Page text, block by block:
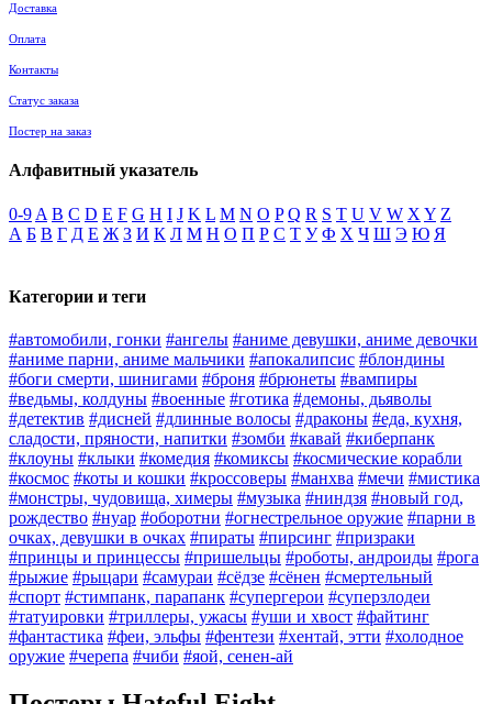
Доставка
Оплата
Контакты
Статус заказа
Постер на заказ
Алфавитный указатель
0-9 A B C D E F G H I J K L M N O P Q R S T U V W X Y Z
А Б В Г Д Е Ж З И К Л М Н О П Р С Т У Ф Х Ч Ш Э Ю Я
Категории и теги
#автомобили, гонки #ангелы #аниме девушки, аниме девочки
#аниме парни, аниме мальчики #апокалипсис #блондины
#боги смерти, шинигами #броня #брюнеты #вампиры
#ведьмы, колдуны #военные #готика #демоны, дьяволы
#детектив #дисней #длинные волосы #драконы #еда, кухня,
сладости, пряности, напитки #зомби #кавай #киберпанк
#клоуны #клыки #комедия #комиксы #космические корабли
#космос #коты и кошки #кроссоверы #манхва #мечи #мистика
#монстры, чудовища, химеры #музыка #ниндзя #новый год,
рождество #нуар #оборотни #огнестрельное оружие #парни в
очках, девушки в очках #пираты #пирсинг #призраки
#принцы и принцессы #пришельцы #роботы, андроиды #рога
#рыжие #рыцари #самураи #сёдзе #сёнен #смертельный
#спорт #стимпанк, парапанк #супергерои #суперзлодеи
#татуировки #триллеры, ужасы #уши и хвост #файтинг
#фантастика #феи, эльфы #фентези #хентай, этти #холодное
оружие #черепа #чиби #яой, сенен-ай